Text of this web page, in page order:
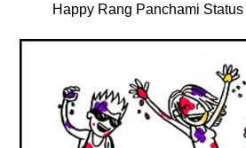
Happy Rang Panchami